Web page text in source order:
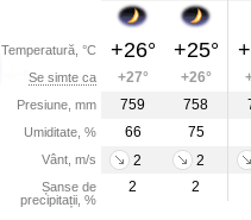
Temperatură, °C
Se simte ca
Presiune, mm
Umiditate, %
Vânt, m/s
Șanse de
precipitații, %
+26° +25°
+27° +26°
759
758
66
75
2
2
2
2